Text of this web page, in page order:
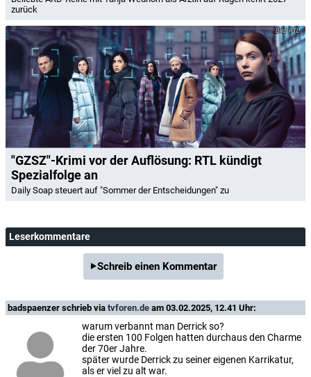
zurück
RTL
"GZSZ"-Krimi vor der Auflösung: RTL kündigt
Spezialfolge an
Daily Soap steuert auf "Sommer der Entscheidungen" zu
Leserkommentare
Schreib einen Kommentar
badspaenzer schrieb via tvforen.de am 03.02.2025, 12.41 Uhr:
warum verbannt man Derrick so?
die ersten 100 Folgen hatten durchaus den Charme
der 70er Jahre.
später wurde Derrick zu seiner eigenen Karrikatur,
als er viel zu alt war.